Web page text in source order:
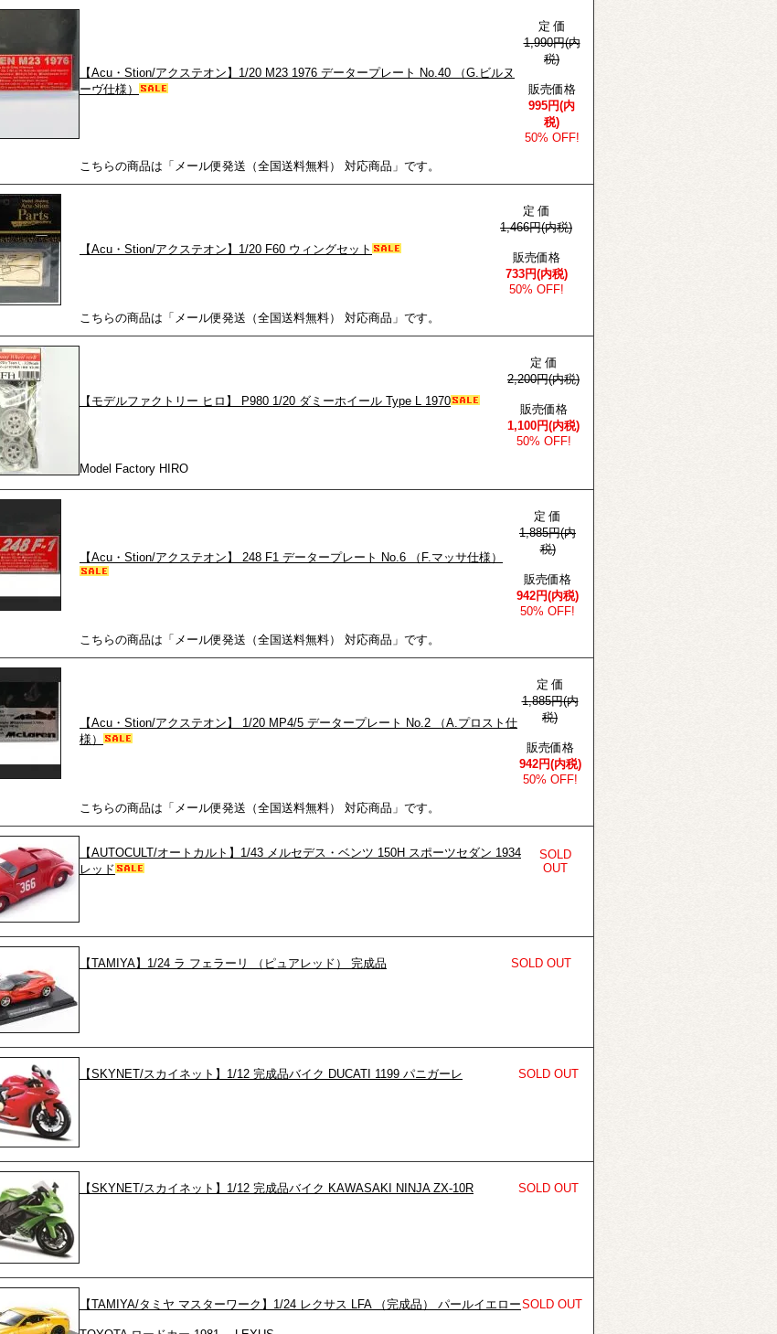
【Acu・Stion/アクステオン】1/20 M23 1976 データープレート No.40 （G.ビルヌ
ーヴ仕様）
定 価
1,990円(内
税)
販売価格
995円(内
税)
50% OFF!
こちらの商品は「メール便発送（全国送料無料） 対応商品」です。
【Acu・Stion/アクステオン】1/20 F60 ウィングセット
定 価
1,466円(内税)
販売価格
733円(内税)
50% OFF!
こちらの商品は「メール便発送（全国送料無料） 対応商品」です。
【モデルファクトリー ヒロ】 P980 1/20 ダミーホイール Type L 1970
定 価
2,200円(内税)
販売価格
1,100円(内税)
50% OFF!
Model Factory HIRO
【Acu・Stion/アクステオン】 248 F1 データープレート No.6 （F.マッサ仕様）
定 価
1,885円(内
税)
販売価格
942円(内税)
50% OFF!
こちらの商品は「メール便発送（全国送料無料） 対応商品」です。
【Acu・Stion/アクステオン】 1/20 MP4/5 データープレート No.2 （A.プロスト仕
様）
定 価
1,885円(内
税)
販売価格
942円(内税)
50% OFF!
こちらの商品は「メール便発送（全国送料無料） 対応商品」です。
【AUTOCULT/オートカルト】1/43 メルセデス・ベンツ 150H スポーツセダン 1934
レッド
SOLD
OUT
【TAMIYA】1/24 ラ フェラーリ （ピュアレッド） 完成品 SOLD OUT
【SKYNET/スカイネット】1/12 完成品バイク DUCATI 1199 パニガーレ SOLD OUT
【SKYNET/スカイネット】1/12 完成品バイク KAWASAKI NINJA ZX-10R SOLD OUT
【TAMIYA/タミヤ マスターワーク】1/24 レクサス LFA （完成品） パールイエローSOLD OUT